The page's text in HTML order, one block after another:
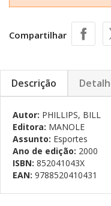
Compartilhar
Descrição
Autor: PHILLIPS, BILL
Editora: MANOLE
Assunto: Esportes
Ano de edição: 2000
ISBN: 852041043X
EAN: 9788520410431